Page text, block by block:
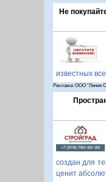
Не
известных
Реклама: ООО "Линия
создан для
ценит